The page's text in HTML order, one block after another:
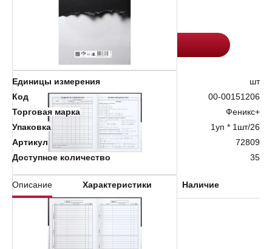
Единицы измерения
шт
Код
00-00151206
Торговая марка
Феникс+
Упаковка
1уп * 1шт/26
Артикул
72809
Доступное количество
35
Описание Характеристики Наличие
Шт. в упаковке: 26
Тип застежки: Нет
Материал обложки: 7БЦ